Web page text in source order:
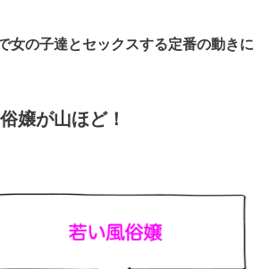
女の子達とセックスする定番の動きに
嬢が山ほど！